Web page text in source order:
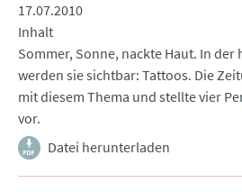
17.07.2010
Inhalt
Sommer, Sonne, nackte Haut. In
werden sie sichtbar: Tattoos. Die
mit diesem Thema und stellte vier
vor.
Datei herunterladen